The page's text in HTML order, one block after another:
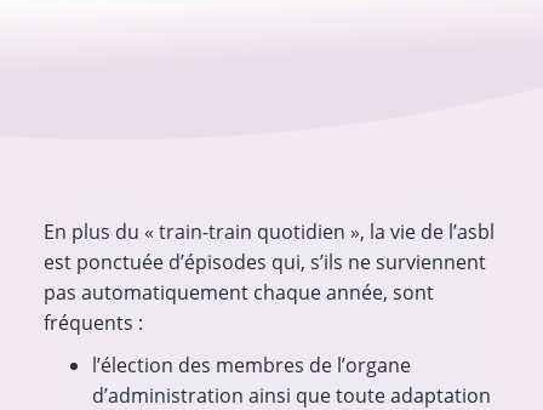
En plus du « train-train quotidien », la vie de l’asbl
est ponctuée d’épisodes qui, s’ils ne surviennent
pas automatiquement chaque année, sont
fréquents :
l’élection des membres de l’organe
d’administration ainsi que toute adaptation